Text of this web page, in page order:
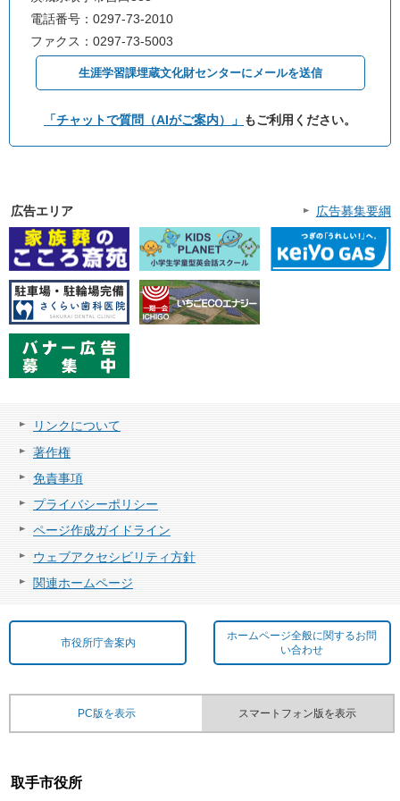
電話番号：0297-73-2010
ファクス：0297-73-5003
生涯学習課埋蔵文化財センターにメールを送信
「チャットで質問（AIがご案内）」 もご利用ください。
広告エリア 広告募集要綱
リンクについて
著作権
免責事項
プライバシーポリシー
ページ作成ガイドライン
ウェブアクセシビリティ方針
関連ホームページ
市役所庁舎案内
ホームページ全般に関するお問
い合わせ
PC版を表示 スマートフォン版を表示
取手市役所